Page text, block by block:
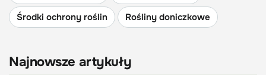
Środki ochrony roślin
Rośliny doniczkowe
Najnowsze artykuły